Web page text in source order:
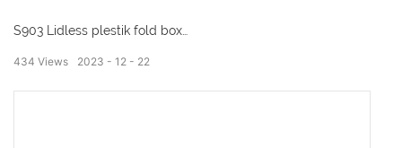
S903 Lidless plestik fold box
Eksterne ôfmjittings: 435 * 325 * 210mm
2023 12 22
434 Views